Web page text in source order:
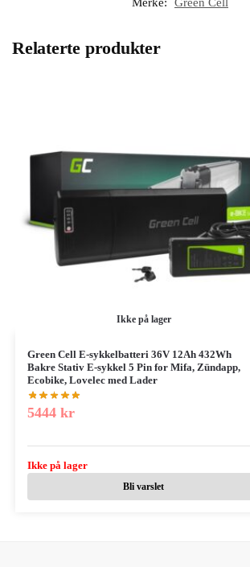
Relaterte produkter
Ikke på lager
Green Cell E-sykkelbatteri 36V 12Ah 432Wh
Bakre Stativ E-sykkel 5 Pin for Mifa, Zündapp,
Ecobike, Lovelec med Lader
5444 kr
Ikke på lager
Bli varslet